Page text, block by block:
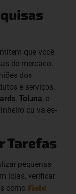
que você
de mercado.
dos
e serviços.
, Toluna, e
ou vales-
Tarefas
pequenas
lojas, verificar
como Field